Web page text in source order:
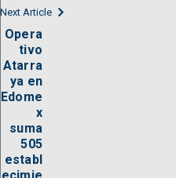
Next Article
Opera
tivo
Atarra
ya en
Edome
x
suma
505
establ